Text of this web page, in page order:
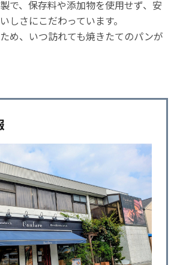
で、保存料や添加物を使用せず、安
しさにこだわっています。
め、いつ訪れても焼きたてのパンが